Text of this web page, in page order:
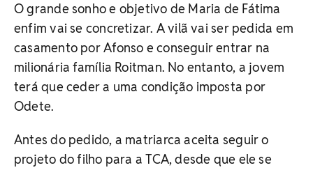
O grande sonho e objetivo de Maria de Fátima
enfim vai se concretizar. A vilã vai ser pedida em
casamento por Afonso e conseguir entrar na
milionária família Roitman. No entanto, a jovem
terá que ceder a uma condição imposta por
Odete.
Antes do pedido, a matriarca aceita seguir o
projeto do filho para a TCA, desde que ele se